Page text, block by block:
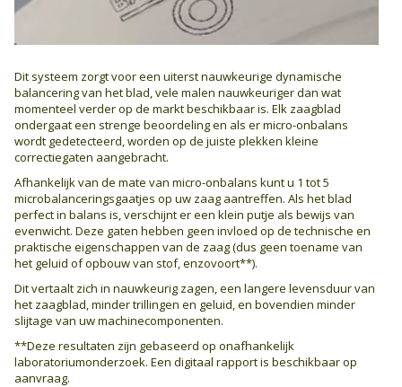
Dit systeem zorgt voor een uiterst nauwkeurige dynamische
balancering van het blad, vele malen nauwkeuriger dan wat
momenteel verder op de markt beschikbaar is. Elk zaagblad
ondergaat een strenge beoordeling en als er micro-onbalans
wordt gedetecteerd, worden op de juiste plekken kleine
correctiegaten aangebracht.
Afhankelijk van de mate van micro-onbalans kunt u 1 tot 5
microbalanceringsgaatjes op uw zaag aantreffen. Als het blad
perfect in balans is, verschijnt er een klein putje als bewijs van
evenwicht. Deze gaten hebben geen invloed op de technische en
praktische eigenschappen van de zaag (dus geen toename van
het geluid of opbouw van stof, enzovoort**).
Dit vertaalt zich in nauwkeurig zagen, een langere levensduur van
het zaagblad, minder trillingen en geluid, en bovendien minder
slijtage van uw machinecomponenten.
**Deze resultaten zijn gebaseerd op onafhankelijk
laboratoriumonderzoek. Een digitaal rapport is beschikbaar op
aanvraag.